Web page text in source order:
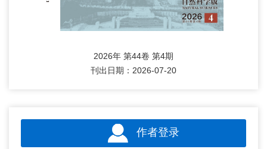
2026年 第44卷 第4期
刊出日期：2026-07-20
作者登录